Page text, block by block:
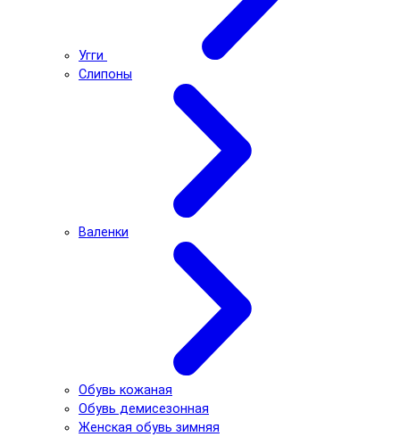
Угги
Слипоны
Валенки
Обувь кожаная
Обувь демисезонная
Женская обувь зимняя